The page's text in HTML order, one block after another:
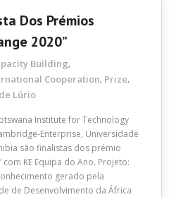
Dos Prémios
2020”
Building,
Cooperation, Prize,
Lúrio
Institute for Technology
Enterprise, Universidade
são finalistas dos prémio
com KE Equipa do Ano. Projeto:
gerado pela
de Desenvolvimento da África